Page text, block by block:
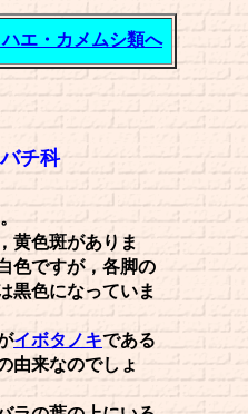
エ・カメムシ類へ
チ科
黄色斑がありま
色ですが，各脚の
黒色になっていま
イボタノキである
由来なのでしょ